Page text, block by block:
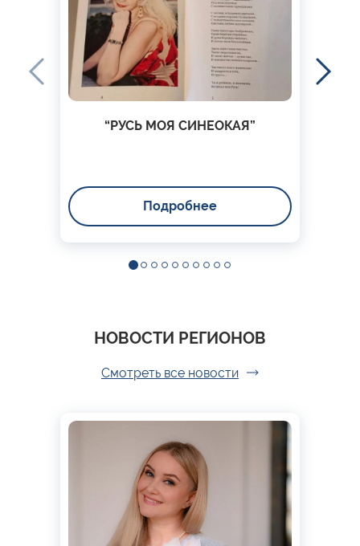
“РУСЬ МОЯ СИНЕОКАЯ”
Подробнее
НОВОСТИ РЕГИОНОВ
Смотреть все новости